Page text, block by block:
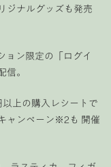
ジナルグッズも発売
ョン限定の「ログイ
。
上の購入レシートで
ャンペーン※2も 開催